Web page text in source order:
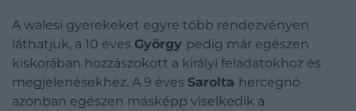
A walesi gyerekeket egyre több rendezvényen
láthatjuk, a 10 éves György pedig már egészen
kiskorában hozzászokott a királyi feladatokhoz és
megjelenésekhez. A 9 éves Sarolta hercegnő
azonban egészen másképp viselkedik a